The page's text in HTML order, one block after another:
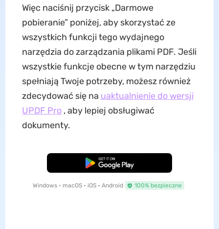
Więc naciśnij przycisk „Darmowe
pobieranie” poniżej, aby skorzystać ze
wszystkich funkcji tego wydajnego
narzędzia do zarządzania plikami PDF. Jeśli
wszystkie funkcje obecne w tym narzędziu
spełniają Twoje potrzeby, możesz również
zdecydować się na uaktualnienie do wersji
UPDF Pro, aby lepiej obsługiwać
dokumenty.
Pobierz za darmo
Windows • macOS • iOS • Android 100% bezpieczne